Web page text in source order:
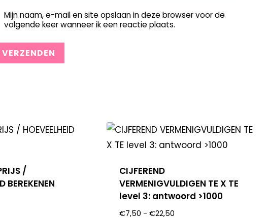
Mijn naam, e-mail en site opslaan in deze browser voor de
volgende keer wanneer ik een reactie plaats.
/
BEREKENEN
CIJFEREND
VERMENIGVULDIGEN TE X TE
level 3: antwoord >1000
€7,50 - €22,50